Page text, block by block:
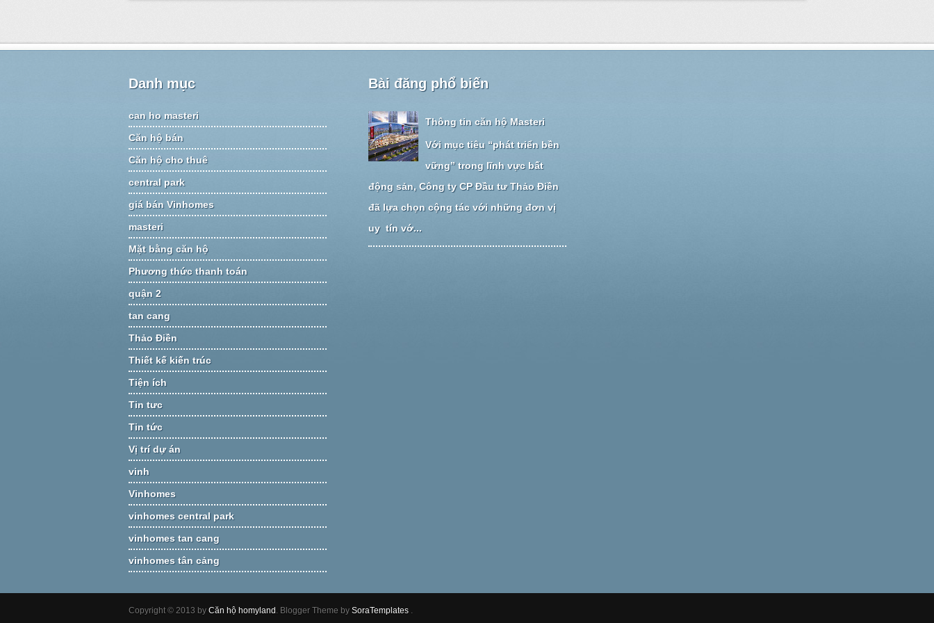
Danh mục
can ho masteri
Căn hộ bán
Căn hộ cho thuê
central park
giá bán Vinhomes
masteri
Mặt bằng căn hộ
Phương thức thanh toán
quận 2
tan cang
Thảo Điền
Thiết kế kiến trúc
Tiện ích
Tin tưc
Tin tức
Vị trí dự án
vinh
Vinhomes
vinhomes central park
vinhomes tan cang
vinhomes tân cảng
Bài đăng phổ biến
Thông tin căn hộ Masteri
Với mục tiêu “phát triển bền
vững” trong lĩnh vực bất
động sản, Công ty CP Đầu tư Thảo Điền
đã lựa chọn cộng tác với những đơn vị
uy tín vớ...
Copyright © 2013 by Căn hộ homyland . Blogger Theme by SoraTemplates.